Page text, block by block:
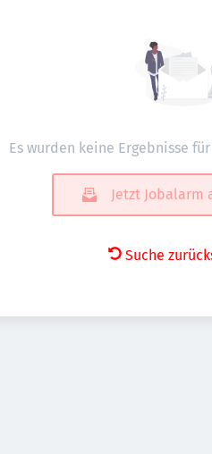
Es wurden keine Ergebnisse
Jetzt Jobalarm
Suche